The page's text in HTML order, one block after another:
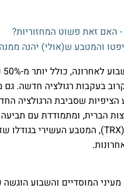
האם זאת פשוט המחזוריות?
והמטבע ש(אולי) יהנה ממנה
בעקבות רגולציה חדשה. גם
שסביבת הרגולציה
הברית, ומתמודדת עם
המוסדיים והשבוע